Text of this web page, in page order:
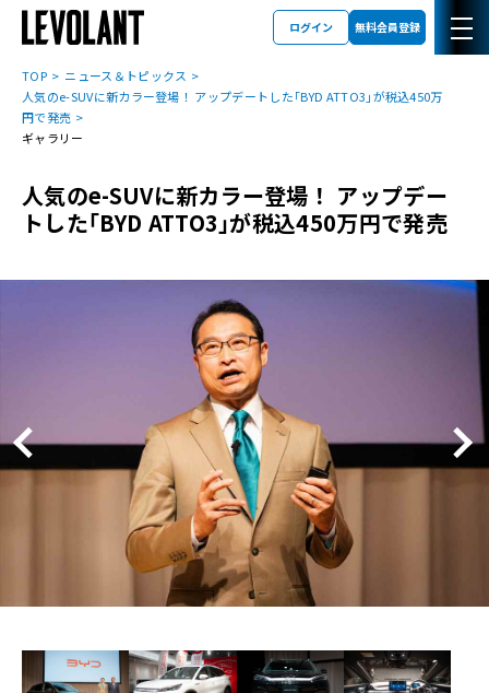
ログイン 無料会員登録
TOP
ニュース＆トピックス
人気のe-SUVに新カラー登場！ アップデートした｢BYD ATTO3｣が税込450万
円で発売
ギャラリー
人気のe-SUVに新カラー登場！ アップデー
トした｢BYD ATTO3｣が税込450万円で発売